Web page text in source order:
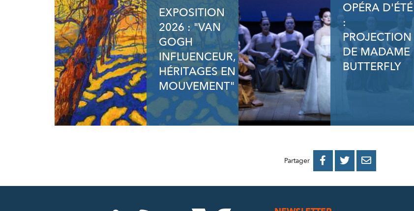
EXPOSITION
2026 : "VAN
GOGH
INFLUENCEUR,
HÉRITAGES EN
MOUVEMENT"
OPÉRA D'ÉTÉ
:
PROJECTION
DE MADAME
BUTTERFLY
Partager 
PARTAGER
PARTAGER
PARTAGER